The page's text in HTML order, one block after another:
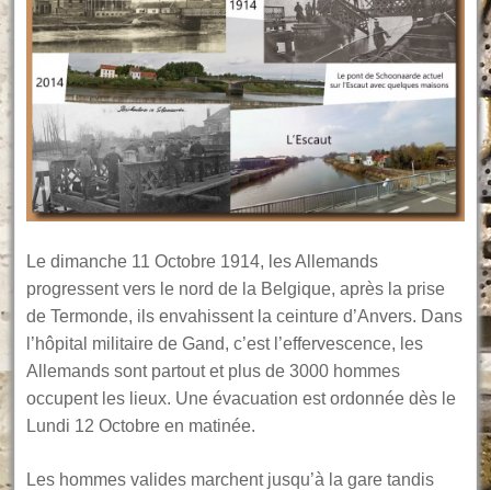
Le dimanche 11 Octobre 1914, les Allemands
progressent vers le nord de la Belgique, après la prise
de Termonde, ils envahissent la ceinture d’Anvers. Dans
l’hôpital militaire de Gand, c’est l’effervescence, les
Allemands sont partout et plus de 3000 hommes
occupent les lieux. Une évacuation est ordonnée dès le
Lundi 12 Octobre en matinée.
Les hommes valides marchent jusqu’à la gare tandis